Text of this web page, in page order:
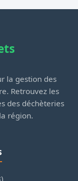
la gestion des
Retrouvez les
des déchèteries
région.